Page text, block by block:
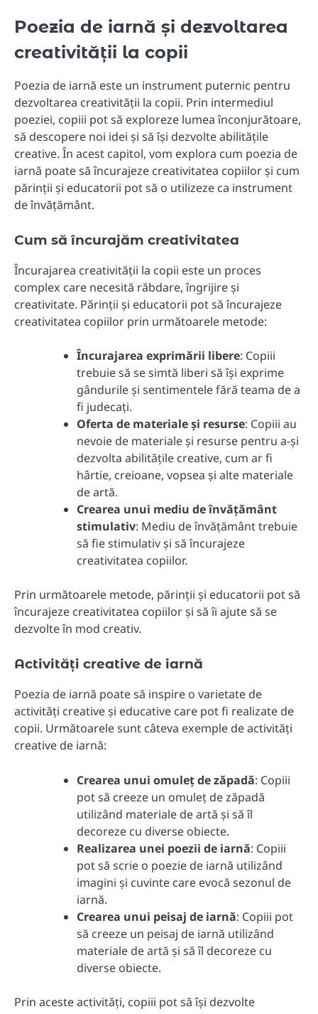
Poezia de iarnă și dezvoltarea
creativității la copii
Poezia de iarnă este un instrument puternic pentru
dezvoltarea creativității la copii. Prin intermediul
poeziei, copiii pot să exploreze lumea înconjurătoare,
să descopere noi idei și să își dezvolte abilitățile
creative. În acest capitol, vom explora cum poezia de
iarnă poate să încurajeze creativitatea copiilor și cum
părinții și educatorii pot să o utilizeze ca instrument
de învățământ.
Cum să încurajăm creativitatea
Încurajarea creativității la copii este un proces
complex care necesită răbdare, îngrijire și
creativitate. Părinții și educatorii pot să încurajeze
creativitatea copiilor prin următoarele metode:
Încurajarea exprimării libere: Copiii
trebuie să se simtă liberi să își exprime
gândurile și sentimentele fără teama de a
fi judecați.
Oferta de materiale și resurse: Copiii au
nevoie de materiale și resurse pentru a-și
dezvolta abilitățile creative, cum ar fi
hârtie, creioane, vopsea și alte materiale
de artă.
Crearea unui mediu de învățământ
stimulativ: Mediu de învățământ trebuie
să fie stimulativ și să încurajeze
creativitatea copiilor.
Prin următoarele metode, părinții și educatorii pot să
încurajeze creativitatea copiilor și să îi ajute să se
dezvolte în mod creativ.
Activități creative de iarnă
Poezia de iarnă poate să inspire o varietate de
activități creative și educative care pot fi realizate de
copii. Următoarele sunt câteva exemple de activități
creative de iarnă:
Crearea unui omuleț de zăpadă: Copiii
pot să creeze un omuleț de zăpadă
utilizând materiale de artă și să îl
decoreze cu diverse obiecte.
Realizarea unei poezii de iarnă: Copiii
pot să scrie o poezie de iarnă utilizând
imagini și cuvinte care evocă sezonul de
iarnă.
Crearea unui peisaj de iarnă: Copiii pot
să creeze un peisaj de iarnă utilizând
materiale de artă și să îl decoreze cu
diverse obiecte.
Prin aceste activități, copiii pot să își dezvolte